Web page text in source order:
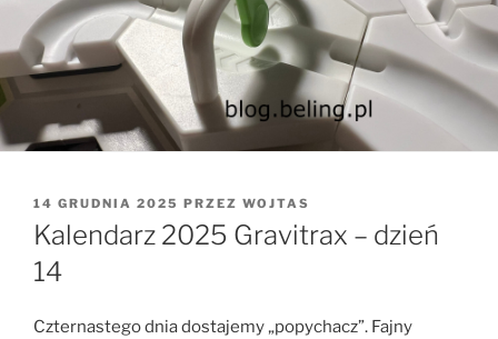
OPUBLIKOWANE
W
14 GRUDNIA 2025 PRZEZ WOJTAS
Kalendarz 2025 Gravitrax – dzień
14
Czternastego dnia dostajemy „popychacz”. Fajny